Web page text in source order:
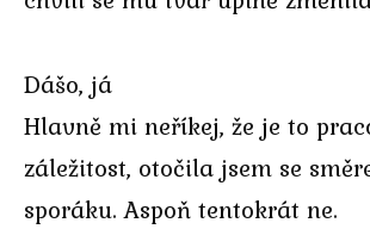
Dášo, já
Hlavně mi neříkej, že je to
záležitost, otočila jsem se
sporáku. Aspoň tentokrát ne.